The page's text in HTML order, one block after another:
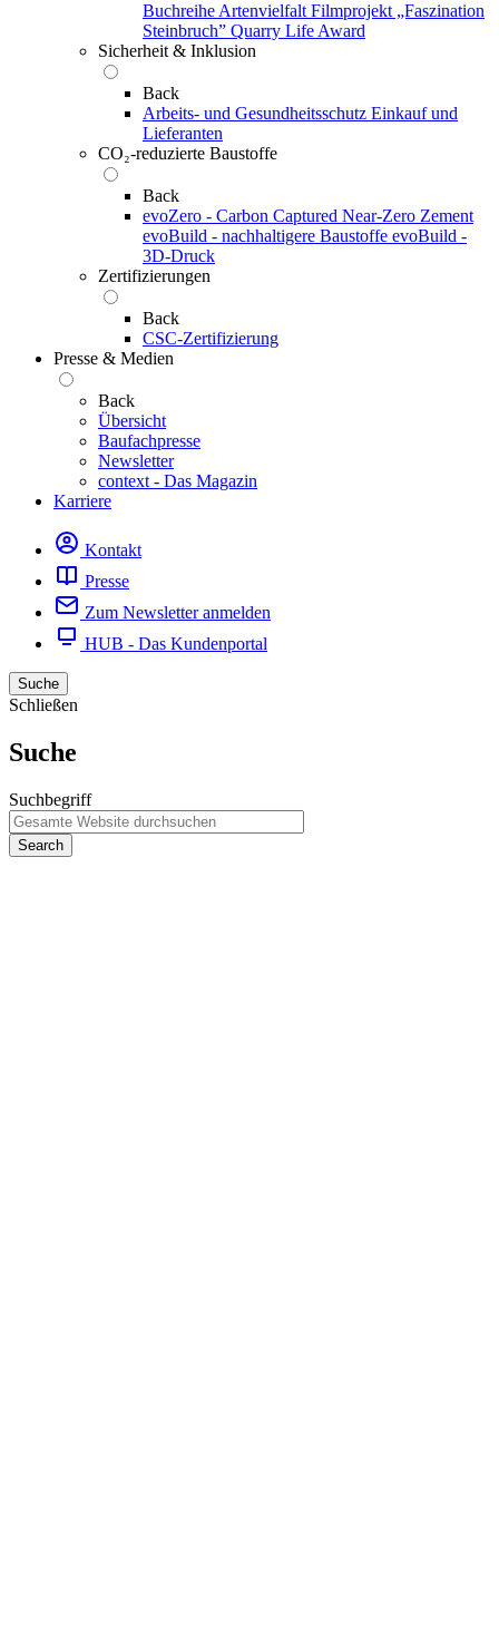
Buchreihe Artenvielfalt Filmprojekt „Faszination
Steinbruch” Quarry Life Award
Sicherheit & Inklusion
Back
Arbeits- und Gesundheitsschutz Einkauf und
Lieferanten
CO₂-reduzierte Baustoffe
Back
evoZero - Carbon Captured Near-Zero Zement
evoBuild - nachhaltigere Baustoffe evoBuild -
3D-Druck
Zertifizierungen
Back
CSC-Zertifizierung
Presse & Medien
Back
Übersicht
Baufachpresse
Newsletter
context - Das Magazin
Karriere
Kontakt
Presse
Zum Newsletter anmelden
HUB - Das Kundenportal
Suche
Schließen
Suche
Suchbegriff